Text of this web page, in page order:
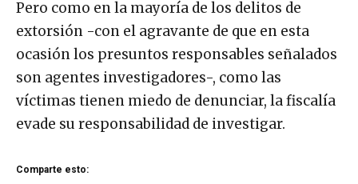
Pero como en la mayoría de los delitos de
extorsión -con el agravante de que en esta
ocasión los presuntos responsables señalados
son agentes investigadores-, como las
víctimas tienen miedo de denunciar, la fiscalía
evade su responsabilidad de investigar.
Comparte esto: